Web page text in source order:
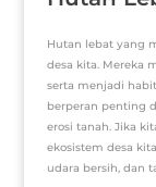
Hutan lebat yang
desa kita. Mereka
serta menjadi
berperan penting
erosi tanah. Jika
ekosistem desa
udara bersih, dan